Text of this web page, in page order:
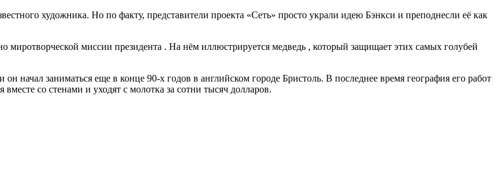
художника. Но по факту, представители проекта «Сеть» просто украли идею Бэнкси и преподнесли её как
миротворческой миссии президента . На нём иллюстрируется медведь , который защищает этих самых голубей
начал заниматься еще в конце 90-х годов в английском городе Бристоль. В последнее время география его работ
со стенами и уходят с молотка за сотни тысяч долларов.